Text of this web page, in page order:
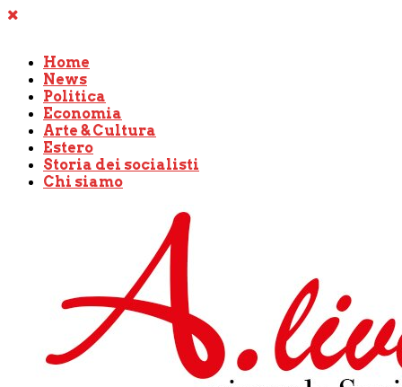
Home
News
Politica
Economia
Arte & Cultura
Estero
Storia dei socialisti
Chi siamo